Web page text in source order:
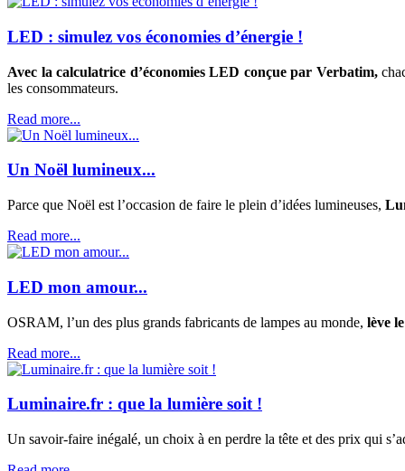
LED : simulez vos économies d’énergie !
Avec la calculatrice d’économies LED conçue par Verbatim,
les consommateurs.
Read more...
Un Noël lumineux...
Parce que Noël est l’occasion de faire le plein d’idées lumineuses,
Read more...
LED mon amour...
OSRAM, l’un des plus grands fabricants de lampes au monde, lève
Read more...
Luminaire.fr : que la lumière soit !
Un savoir-faire inégalé, un choix à en perdre la tête et des prix qui